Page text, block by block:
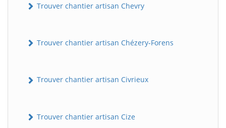
Trouver chantier artisan Chevry
Trouver chantier artisan Chézery-Forens
Trouver chantier artisan Civrieux
Trouver chantier artisan Cize